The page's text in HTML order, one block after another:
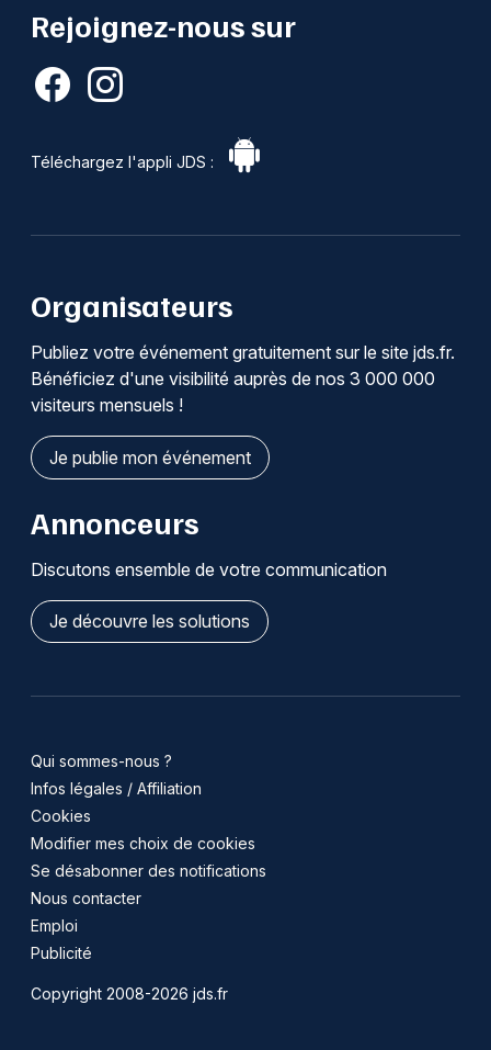
Rejoignez-nous sur
Téléchargez l'appli JDS :
Organisateurs
Publiez votre événement gratuitement sur le site jds.fr.
Bénéficiez d'une visibilité auprès de nos 3 000 000
visiteurs mensuels !
Je publie mon événement
Annonceurs
Discutons ensemble de votre communication
Je découvre les solutions
Qui sommes-nous ?
Infos légales / Affiliation
Cookies
Modifier mes choix de cookies
Se désabonner des notifications
Nous contacter
Emploi
Publicité
Copyright 2008-2026 jds.fr